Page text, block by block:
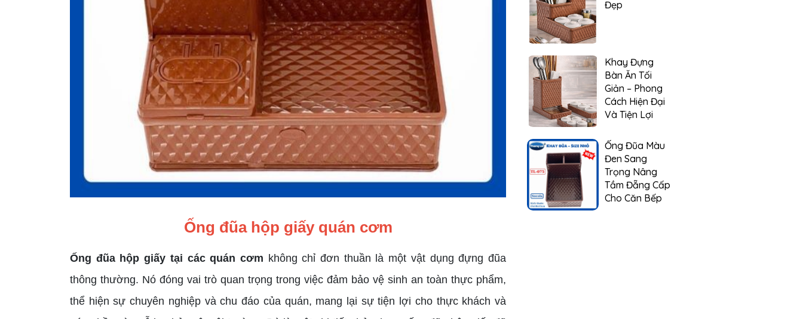
Ống đũa hộp giấy quán cơm
Ống đũa hộp giấy tại các quán cơm không chỉ đơn thuần là một vật dụng đựng đũa
thông thường. Nó đóng vai trò quan trọng trong việc đảm bảo vệ sinh an toàn thực phẩm,
thể hiện sự chuyên nghiệp và chu đáo của quán, mang lại sự tiện lợi cho thực khách và
Đẹp
Khay Đựng
Bàn Ăn Tối
Giản – Phong
Cách Hiện Đại
Và Tiện Lợi
Ống Đũa Màu
Đen Sang
Trọng Nâng
Tầm Đẵng Cấp
Cho Căn Bếp